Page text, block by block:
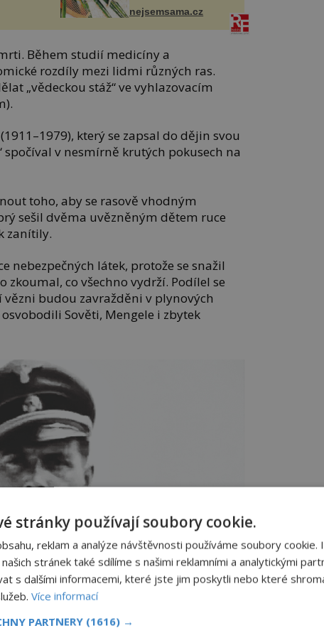
nejsemsama.cz
Během studií medicíny a
rozdíly mezi lidmi různých ras.
„vědeckou stáž“ ve vyhlazovacím
který se zapsal do dějin svou
spočíval v nesmírně krutých pokusech na
toho, aby se rasově vhodným
sešil dvěma uvězněným dětem ruce
zanítily.
nebezpečných látek, protože se snažil
co všechno vydrží. Podílel se
budou zavražděni v plynových
Sověti, Mengele i zbytek
stránky používají soubory cookie.
reklam a analýze návštěvnosti používáme soubory cookie.
stránek také sdílíme s našimi reklamními a analytickými
s dalšími informacemi, které jste jim poskytli nebo které
Více informací
PARTNERY (1616) →